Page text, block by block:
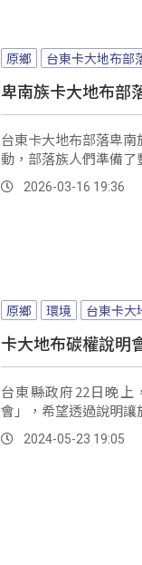
原鄉 台東卡大地布部
卑南族卡大地布部
台東卡大地布部落卑
動，部落族人們準備了
2026-03-16 19:36
原鄉 環境 台東卡大
卡大地布碳權說明
台東縣政府22日晚上
會」，希望透過說明讓
2024-05-23 19:05